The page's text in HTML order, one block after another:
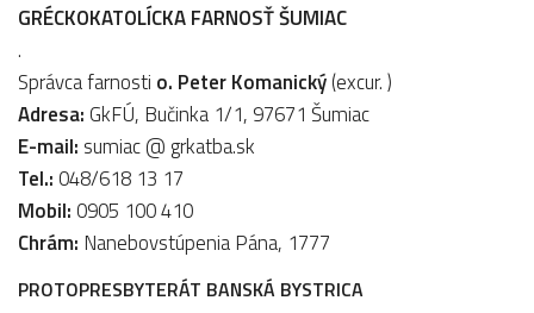
GRÉCKOKATOLÍCKA FARNOSŤ ŠUMIAC
.
Správca farnosti o. Peter Komanický(excur. )
Adresa: GkFÚ, Bučinka 1/1, 97671 Šumiac
E-mail: sumiac @ grkatba.sk
Tel.: 048/618 13 17
Mobil: 0905 100 410
Chrám: Nanebovstúpenia Pána, 1777
PROTOPRESBYTERÁT BANSKÁ BYSTRICA